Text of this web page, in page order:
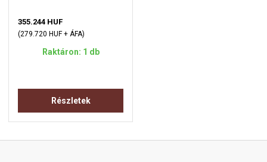
355.244 HUF
(279.720 HUF + ÁFA)
Raktáron: 1 db
Részletek